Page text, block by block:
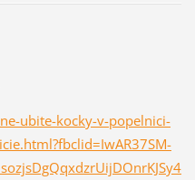
ubite-kocky-v-popelnici-